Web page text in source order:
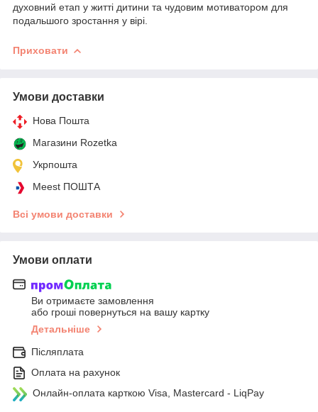
духовний етап у житті дитини та чудовим мотиватором для
подальшого зростання у вірі.
Приховати
Умови доставки
Нова Пошта
Магазини Rozetka
Укрпошта
Meest ПОШТА
Всі умови доставки
Умови оплати
Ви отримаєте замовлення
або гроші повернуться на вашу картку
Детальніше
Післяплата
Оплата на рахунок
Онлайн-оплата карткою Visa, Mastercard - LiqPay